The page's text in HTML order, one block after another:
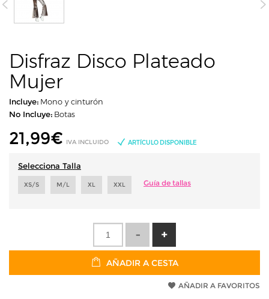
Disfraz Disco Plateado
Mujer
Incluye: Mono y cinturón
No Incluye: Botas
21,99€ IVA INCLUIDO ARTÍCULO DISPONIBLE
Selecciona Talla
XS/S M/L XL XXL Guía de tallas
AÑADIR A CESTA
AÑADIR A FAVORITOS